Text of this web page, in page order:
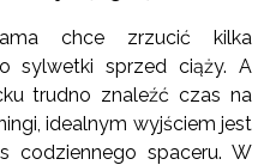
chce zrzucić kilka
sylwetki sprzed ciąży. A
trudno znaleźć czas na
idealnym wyjściem jest
codziennego spaceru. W